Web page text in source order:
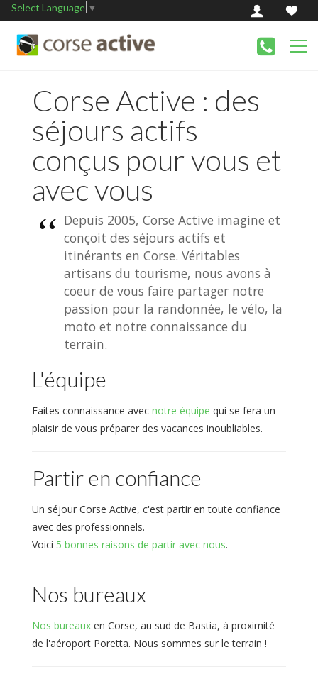
Select Language ▼
Corse Active : des
séjours actifs
conçus pour vous et
avec vous
Depuis 2005, Corse Active imagine et
conçoit des séjours actifs et
itinérants en Corse. Véritables
artisans du tourisme, nous avons à
coeur de vous faire partager notre
passion pour la randonnée, le vélo, la
moto et notre connaissance du
terrain.
L'équipe
Faites connaissance avec notre équipe qui se fera un
plaisir de vous préparer des vacances inoubliables.
Partir en confiance
Un séjour Corse Active, c'est partir en toute confiance
avec des professionnels.
Voici 5 bonnes raisons de partir avec nous.
Nos bureaux
Nos bureaux en Corse, au sud de Bastia, à proximité
de l'aéroport Poretta. Nous sommes sur le terrain !